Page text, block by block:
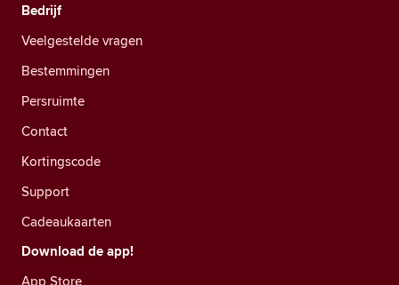
Bedrijf
Veelgestelde vragen
Bestemmingen
Persruimte
Contact
Kortingscode
Support
Cadeaukaarten
Download de app!
App Store